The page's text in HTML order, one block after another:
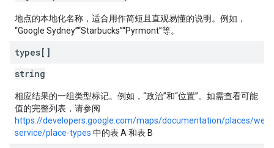
地点的本地化名称，适合用作简短且直观易懂的说明。例如，
“Google Sydney”“Starbucks”“Pyrmont”等。
types[]
string
相应结果的一组类型标记。例如，“政治”和“位置”。如需查看可能
值的完整列表，请参阅
https://developers.google.com/maps/documentation/places/web-
service/place-types 中的表 A 和表 B